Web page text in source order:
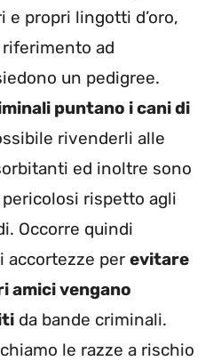
e propri lingotti d’oro,
ad
un pedigree.
puntano i cani di
rivenderli alle
ed inoltre sono
rispetto agli
Occorre quindi
accortezze per evitare
amici vengano
da bande criminali.
le razze a rischio